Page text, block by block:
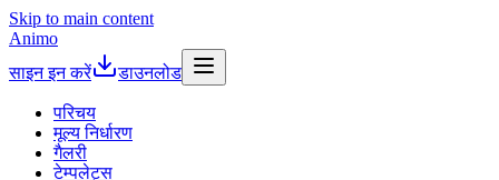
Skip to main content
Animo
साइन इन करें
डाउनलोड
परिचय
मूल्य निर्धारण
गैलरी
टेम्पलेट्स